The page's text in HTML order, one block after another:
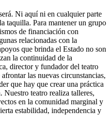
Ni aquí ni en cualquier parte
taquilla. Para mantener un grupo
de financiación con
relacionadas con la
que brinda el Estado no son
la continuidad de la
director y fundador del teatro
las nuevas circunstancias,
que hay que crear una práctica
teatro realiza talleres,
en la comunidad marginal y
estabilidad, independencia y